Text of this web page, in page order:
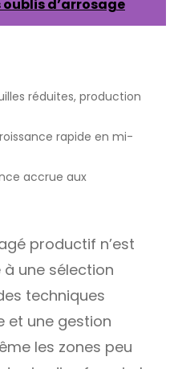
d’arrosage
réduites, production
rapide en mi-
accrue aux
productif n’est
une sélection
techniques
et une gestion
les zones peu